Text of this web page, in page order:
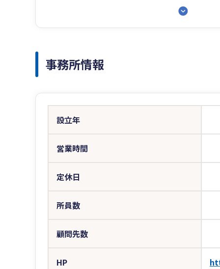
事務所情報
設立年
営業時間
定休日
所員数
顧問先数
HP